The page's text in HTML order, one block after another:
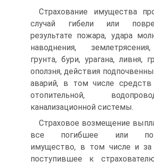
Страхование имущества
случай гибели или
результате пожара, удара
наводнения,
грунта, бури, урагана, ливня,
оползня, действия
аварий, в том числе средств
отопительной,
канализационной системы.
Страховое возмещение
все погибшее или
имущество, в том числе и за
поступившее к